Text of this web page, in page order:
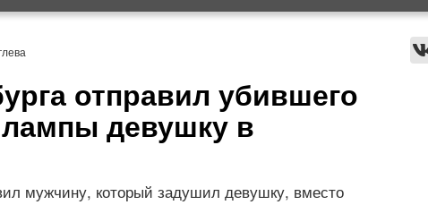
Происшествия
отправил убившего
девушку в
мужчину, который задушил девушку, вместо